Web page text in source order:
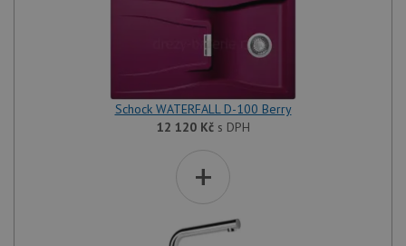
Schock WATERFALL D-100 Berry
12 120 Kčs DPH
+